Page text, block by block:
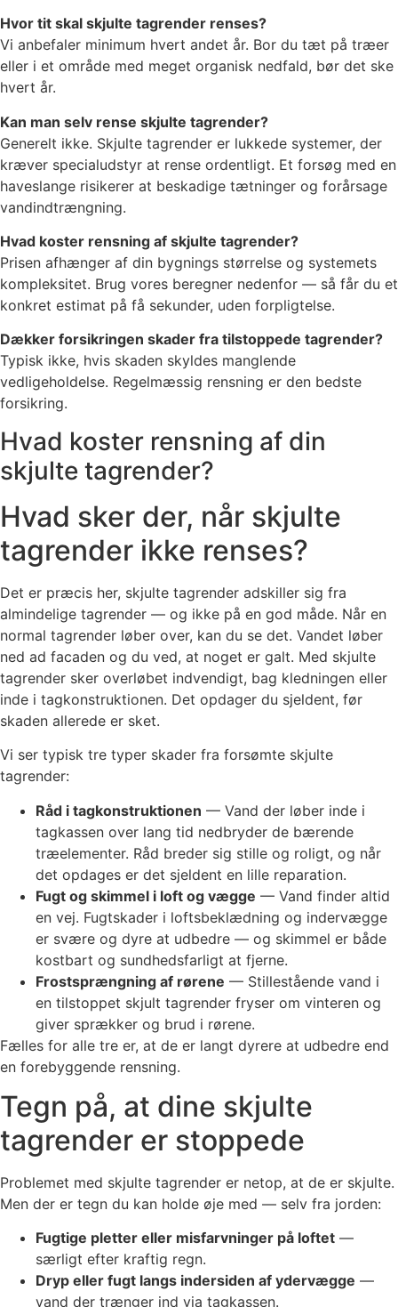
Hvor tit skal skjulte tagrender renses?
Vi anbefaler minimum hvert andet år. Bor du tæt på træer
eller i et område med meget organisk nedfald, bør det ske
hvert år.
Kan man selv rense skjulte tagrender?
Generelt ikke. Skjulte tagrender er lukkede systemer, der
kræver specialudstyr at rense ordentligt. Et forsøg med en
haveslange risikerer at beskadige tætninger og forårsage
vandindtrængning.
Hvad koster rensning af skjulte tagrender?
Prisen afhænger af din bygnings størrelse og systemets
kompleksitet. Brug vores beregner nedenfor — så får du et
konkret estimat på få sekunder, uden forpligtelse.
Dækker forsikringen skader fra tilstoppede tagrender?
Typisk ikke, hvis skaden skyldes manglende
vedligeholdelse. Regelmæssig rensning er den bedste
forsikring.
Hvad koster rensning af din
skjulte tagrender?
Hvad sker der, når skjulte
tagrender ikke renses?
Det er præcis her, skjulte tagrender adskiller sig fra
almindelige tagrender — og ikke på en god måde. Når en
normal tagrender løber over, kan du se det. Vandet løber
ned ad facaden og du ved, at noget er galt. Med skjulte
tagrender sker overløbet indvendigt, bag kledningen eller
inde i tagkonstruktionen. Det opdager du sjeldent, før
skaden allerede er sket.
Vi ser typisk tre typer skader fra forsømte skjulte
tagrender:
Råd i tagkonstruktionen — Vand der løber inde i
tagkassen over lang tid nedbryder de bærende
træelementer. Råd breder sig stille og roligt, og når
det opdages er det sjeldent en lille reparation.
Fugt og skimmel i loft og vægge — Vand finder altid
en vej. Fugtskader i loftsbeklædning og indervægge
er svære og dyre at udbedre — og skimmel er både
kostbart og sundhedsfarligt at fjerne.
Frostsprængning af rørene — Stillestående vand i
en tilstoppet skjult tagrender fryser om vinteren og
giver sprækker og brud i rørene.
Fælles for alle tre er, at de er langt dyrere at udbedre end
en forebyggende rensning.
Tegn på, at dine skjulte
tagrender er stoppede
Problemet med skjulte tagrender er netop, at de er skjulte.
Men der er tegn du kan holde øje med — selv fra jorden:
Fugtige pletter eller misfarvninger på loftet —
særligt efter kraftig regn.
Dryp eller fugt langs indersiden af ydervægge —
vand der trænger ind via tagkassen.